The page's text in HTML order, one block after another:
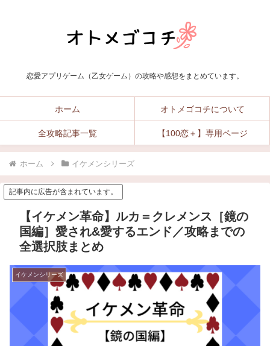
恋愛アプリゲーム（乙女ゲーム）の攻略や感想をまとめています。
ホーム オトメゴコチについて
全攻略記事一覧 【100恋＋】専用ページ
ホーム イケメンシリーズ
記事内に広告が含まれています。
【イケメン革命】ルカ＝クレメンス［鏡の
国編］愛され&愛するエンド／攻略までの
全選択肢まとめ
イケメンシリーズ